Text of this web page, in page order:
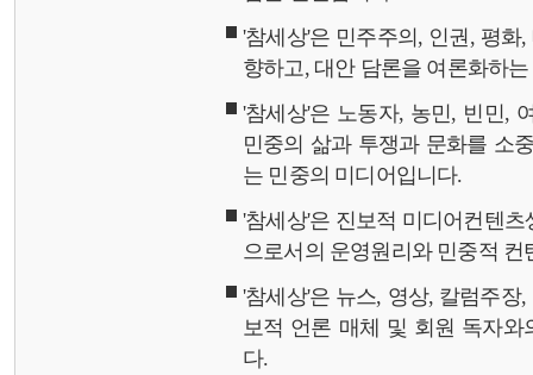
'참세상'은 민주주의, 인권, 평
향하고, 대안 담론을 여론화하
'참세상'은 노동자, 농민, 빈민,
민중의 삶과 투쟁과 문화를 소
는 민중의 미디어입니다.
'참세상'은 진보적 미디어컨텐
으로서의 운영원리와 민중적
'참세상'은 뉴스, 영상, 칼럼주
보적 언론 매체 및 회원 독자와
다.